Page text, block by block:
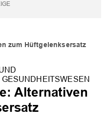
zum Hüftgelenksersatz
Alternativen